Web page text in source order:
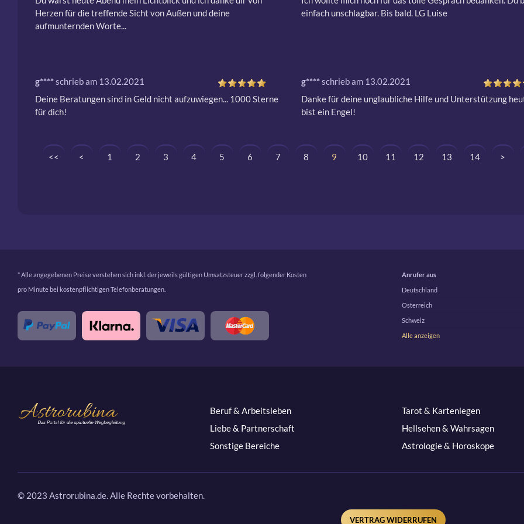
Herzen für die treffende Sicht von Außen und deine
aufmunternden Worte...
einfach unschlagbar. Bis bald. LG Luise
g****schrieb am 13.02.2021
Deine Beratungen sind in Geld nicht aufzuwiegen... 1000 Sterne
für dich!
g****schrieb am 13.02.2021
Danke für deine unglaubliche Hilfe und Unterstützung
bist ein Engel!
<< < 1 2 3 4 5 6 7 8 9 10 11 12 13 14 >
* Alle angegebenen Preise verstehen sich inkl. der jeweils gültigen Umsatzsteuer zzgl. folgender Kosten
pro Minute bei kostenpflichtigen Telefonberatungen.
Anrufer aus
Deutschland
Österreich
Schweiz
Alle anzeigen
Beruf & Arbeitsleben
Liebe & Partnerschaft
Sonstige Bereiche
Tarot & Kartenlegen
Hellsehen & Wahrsagen
Astrologie & Horoskope
© 2023 Astrorubina.de. Alle Rechte vorbehalten.
VERTRAG WIDERRUFEN